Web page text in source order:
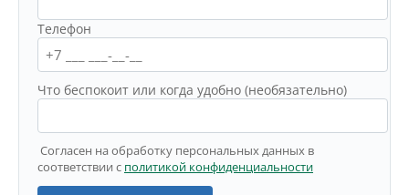
Телефон
Что беспокоит или когда удобно (необязательно)
Согласен на обработку персональных данных в
соответствии с политикой конфиденциальности